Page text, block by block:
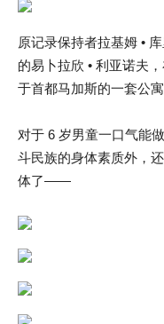
原记录保持者拉基姆 •
的易卜拉欣 • 利亚诺夫
于首都马加斯的一套公寓
对于 6 岁男童一口气能
斗民族的身体素质外，
体了——